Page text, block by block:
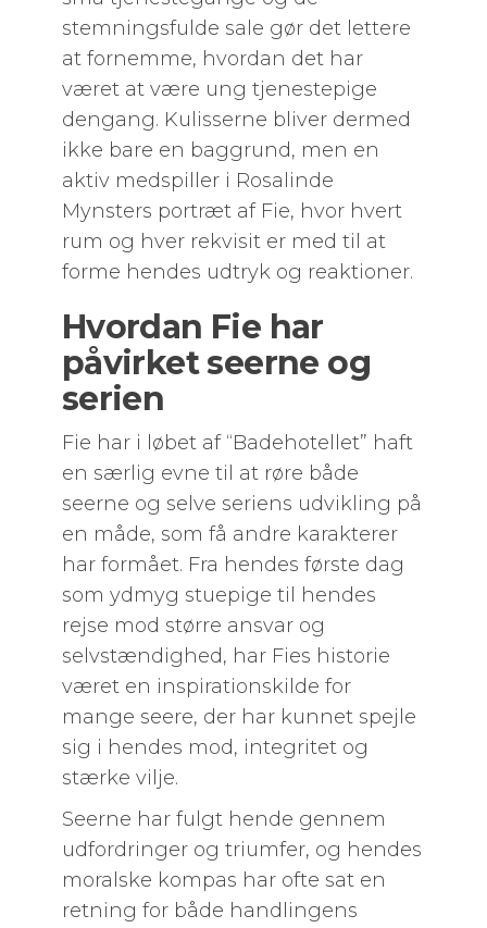
stemningsfulde sale gør det lettere
at fornemme, hvordan det har
været at være ung tjenestepige
dengang. Kulisserne bliver dermed
ikke bare en baggrund, men en
aktiv medspiller i Rosalinde
Mynsters portræt af Fie, hvor hvert
rum og hver rekvisit er med til at
forme hendes udtryk og reaktioner.
Hvordan Fie har
påvirket seerne og
serien
Fie har i løbet af “Badehotellet” haft
en særlig evne til at røre både
seerne og selve seriens udvikling på
en måde, som få andre karakterer
har formået. Fra hendes første dag
som ydmyg stuepige til hendes
rejse mod større ansvar og
selvstændighed, har Fies historie
været en inspirationskilde for
mange seere, der har kunnet spejle
sig i hendes mod, integritet og
stærke vilje.
Seerne har fulgt hende gennem
udfordringer og triumfer, og hendes
moralske kompas har ofte sat en
retning for både handlingens